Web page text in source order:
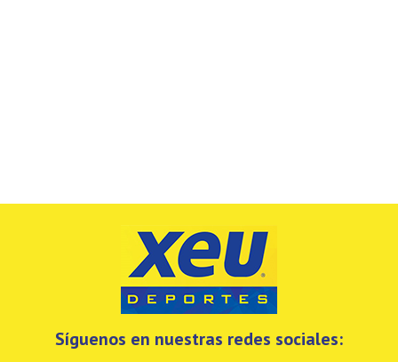
Síguenos en nuestras redes sociales: